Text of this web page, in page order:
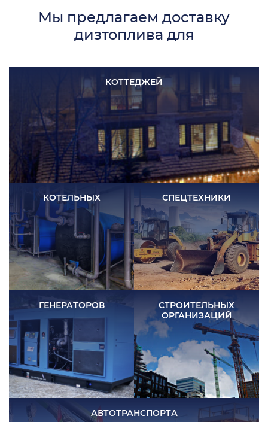
Мы предлагаем доставку
дизтоплива для
КОТТЕДЖЕЙ
КОТЕЛЬНЫХ СПЕЦТЕХНИКИ
ГЕНЕРАТОРОВ
СТРОИТЕЛЬНЫХ
ОРГАНИЗАЦИЙ
АВТОТРАНСПОРТА